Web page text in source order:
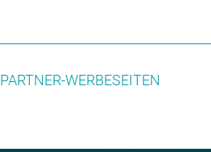
PARTNER-WERBESEITEN